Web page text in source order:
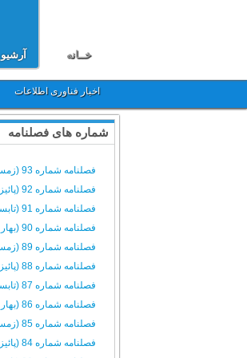
خــانه آرشیو
اخبار فناوری اطلاعات
شماره های فصلنامه
فصلنامه شماره 93 (زمستان 1404)
فصلنامه شماره 92 (پائیز 1404)
فصلنامه شماره 91 (تابستان 1404)
فصلنامه شماره 90 (بهار 1404)
فصلنامه شماره 89 (زمستان 1403)
فصلنامه شماره 88 (پائیز 1403)
فصلنامه شماره 87 (تابستان 1403)
فصلنامه شماره 86 (بهار 1403)
فصلنامه شماره 85 (زمستان 1402)
فصلنامه شماره 84 (پائیز 1402)